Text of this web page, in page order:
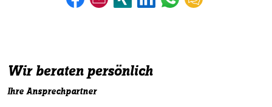
Wir beraten persönlich
Ihre Ansprechpartner